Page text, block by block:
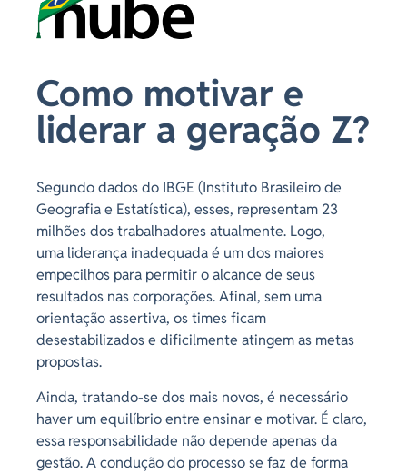
Como motivar e
liderar a geração Z?
Segundo dados do IBGE (Instituto Brasileiro de
Geografia e Estatística), esses, representam 23
milhões dos trabalhadores atualmente. Logo,
uma liderança inadequada é um dos maiores
empecilhos para permitir o alcance de seus
resultados nas corporações. Afinal, sem uma
orientação assertiva, os times ficam
desestabilizados e dificilmente atingem as metas
propostas.
Ainda, tratando-se dos mais novos, é necessário
haver um equilíbrio entre ensinar e motivar. É claro,
essa responsabilidade não depende apenas da
gestão. A condução do processo se faz de forma